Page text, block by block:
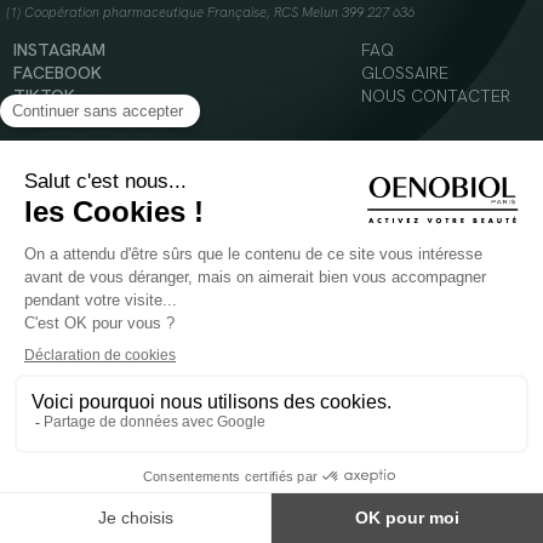
(1) Coopération pharmaceutique Française, RCS Melun 399 227 636
INSTAGRAM
FACEBOOK
TIKTOK
YOUTUBE
FAQ
GLOSSAIRE
NOUS CONTACTER
© 2024 Oenobiol Paris
Mentions légales
Politique en matière de cookies
POUR VOTRE SANTÉ, MANGEZ AU MOINS CINQ FRUITS ET LÉGUMES PAR JOUR -
Les complément alimentaires doivent être utilisés dans le cadre d'un mode de vie sain et
ne pas être utilisés comme substituts d'un régimes alimentaire varié et équilibré.